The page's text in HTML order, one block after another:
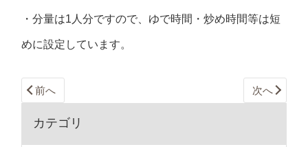
・分量は1人分ですので、ゆで時間・炒め時間等は短
めに設定しています。
前へ 次へ
カテゴリ